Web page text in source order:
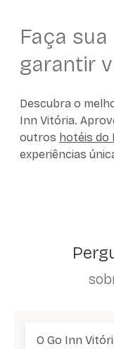
Faça
garantir
Descubra o
Inn Vitória.
outros hotéis do
experiências
O Go Inn